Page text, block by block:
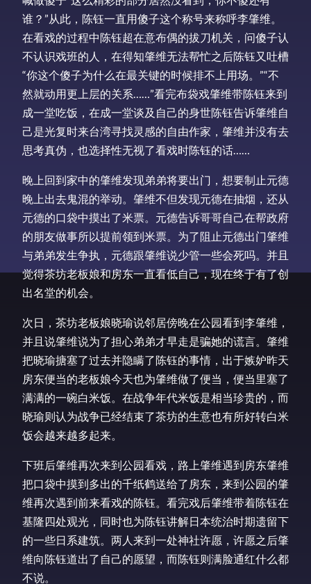
谁？”从此，陈钰一直用傻子这个称号来称呼李肇维。
在看戏的过程中陈钰超在意布偶的拔刀机关，问傻子认
不认识戏班的人，在得知肇维无法帮忙之后陈钰又吐槽
“你这个傻子为什么在最关键的时候排不上用场。”“不
然就动用更上层的关系……”看完布袋戏肇维带陈钰来到
成一堂吃饭，在成一堂谈及自己的身世陈钰告诉肇维自
己是光复时来台湾寻找灵感的自由作家，肇维并没有去
思考真伪，也选择性无视了看戏时陈钰的话……
晚上回到家中的肇维发现弟弟将要出门，想要制止元德
晚上出去鬼混的举动。肇维不但发现元德在抽烟，还从
元德的口袋中摸出了米票。元德告诉哥哥自己在帮政府
的朋友做事所以提前领到米票。为了阻止元德出门肇维
与弟弟发生争执，元德跟肇维说少管一些会死吗。并且
觉得茶坊老板娘和房东一直看低自己，现在终于有了创
出名堂的机会。
次日，茶坊老板娘晓瑜说邻居傍晚在公园看到李肇维，
并且说肇维说为了担心弟弟才早走是骗她的谎言。肇维
把晓瑜搪塞了过去并隐瞒了陈钰的事情，出于嫉妒昨天
房东便当的老板娘今天也为肇维做了便当，便当里塞了
满满的一碗白米饭。在战争年代米饭是相当珍贵的，而
晓瑜则认为战争已经结束了茶坊的生意也有所好转白米
饭会越来越多起来。
下班后肇维再次来到公园看戏，路上肇维遇到房东肇维
把口袋中摸到多出的千纸鹤送给了房东，来到公园的肇
维再次遇到前来看戏的陈钰。看完戏后肇维带着陈钰在
基隆四处观光，同时也为陈钰讲解日本统治时期遗留下
的一些日系建筑。两人来到一处神社许愿，许愿之后肇
维向陈钰道出了自己的愿望，而陈钰则满脸通红什么都
不说。